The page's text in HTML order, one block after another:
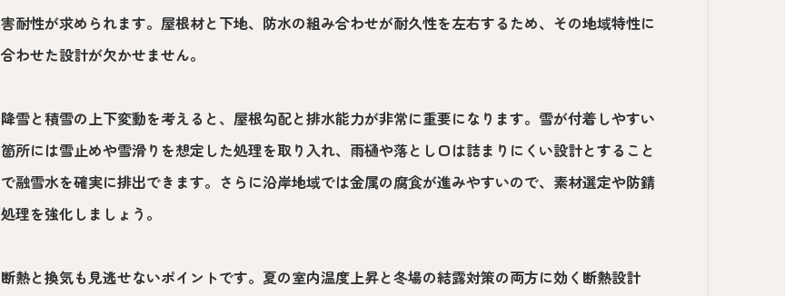
害耐性が求められます。屋根材と下地、防水の組み合わせが耐久性を左右するため、その地域特性に
合わせた設計が欠かせません。
降雪と積雪の上下変動を考えると、屋根勾配と排水能力が非常に重要になります。雪が付着しやすい
箇所には雪止めや雪滑りを想定した処理を取り入れ、雨樋や落とし口は詰まりにくい設計とすること
で融雪水を確実に排出できます。さらに沿岸地域では金属の腐食が進みやすいので、素材選定や防錆
処理を強化しましょう。
断熱と換気も見逃せないポイントです。夏の室内温度上昇と冬場の結露対策の両方に効く断熱設計